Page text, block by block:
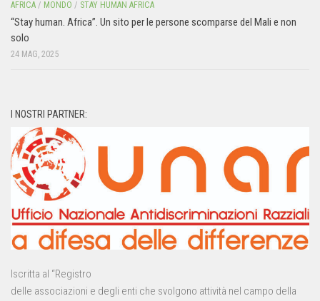
AFRICA / MONDO / STAY HUMAN AFRICA
“Stay human. Africa”. Un sito per le persone scomparse del Mali e non
solo
24 MAG, 2025
I NOSTRI PARTNER:
Iscritta al “Registro
delle associazioni e degli enti che svolgono attività nel campo della